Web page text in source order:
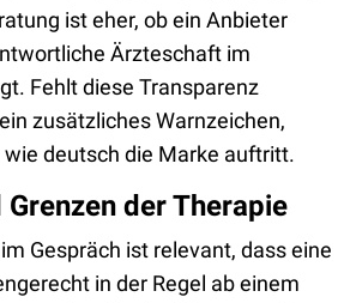
ist eher, ob ein Anbieter
Ärzteschaft im
Fehlt diese Transparenz
zusätzliches Warnzeichen,
wie deutsch die Marke auftritt.
der Therapie
Gespräch ist relevant, dass eine
in der Regel ab einem